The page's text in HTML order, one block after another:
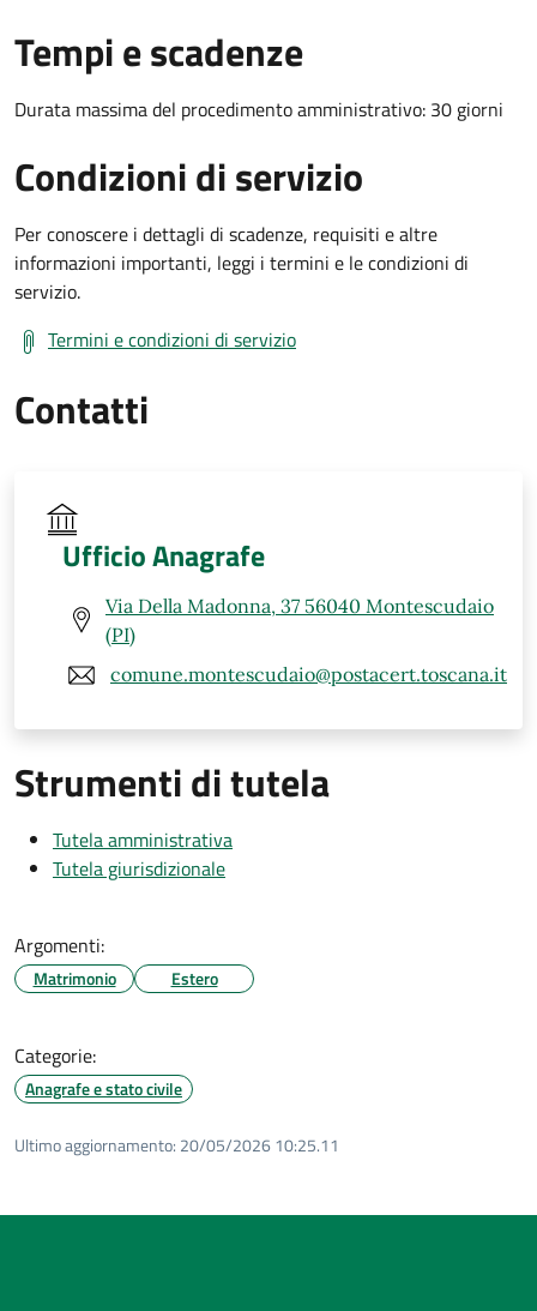
Tempi e scadenze
Durata massima del procedimento amministrativo: 30 giorni
Condizioni di servizio
Per conoscere i dettagli di scadenze, requisiti e altre
informazioni importanti, leggi i termini e le condizioni di
servizio.
Termini e condizioni di servizio
Contatti
Ufficio Anagrafe
Via Della Madonna, 37 56040 Montescudaio
(PI)
comune.montescudaio@postacert.toscana.it
Strumenti di tutela
Tutela amministrativa
Tutela giurisdizionale
Argomenti:
Matrimonio Estero
Categorie:
Anagrafe e stato civile
Ultimo aggiornamento: 20/05/2026 10:25.11